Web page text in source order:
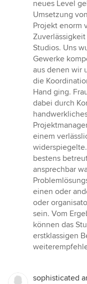
neues Level
Umsetzung
Projekt enorm
Studios. Uns
Gewerke
aus denen wir
die
Hand ging.
dabei durch
einem
bestens
ansprechbar
einen oder
oder
sein. Vom
können das
erstklassigen
sophisticated